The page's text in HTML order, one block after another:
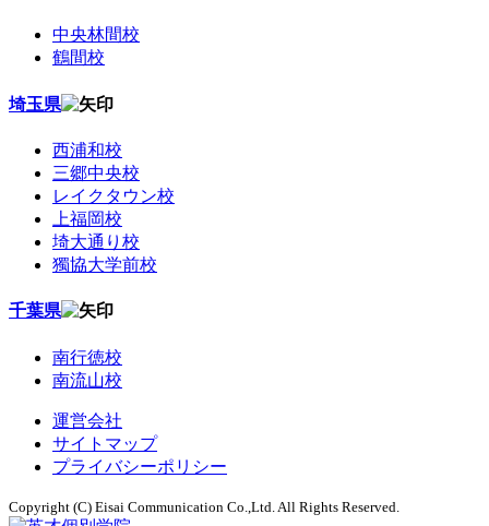
中央林間校
鶴間校
埼玉県
西浦和校
三郷中央校
レイクタウン校
上福岡校
埼大通り校
獨協大学前校
千葉県
南行徳校
南流山校
運営会社
サイトマップ
プライバシーポリシー
Copyright (C) Eisai Communication Co.,Ltd. All Rights Reserved.